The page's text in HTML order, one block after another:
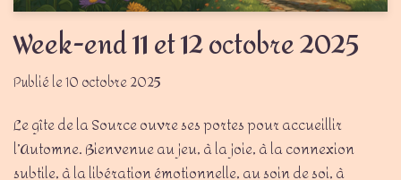
Week-end 11 et 12 octobre 2025
10 octobre 2025
Le gîte de la Source ouvre ses portes pour accueillir
l’Automne. Bienvenue au jeu, à la joie, à la connexion
subtile, à la libération émotionnelle, au soin de soi, à